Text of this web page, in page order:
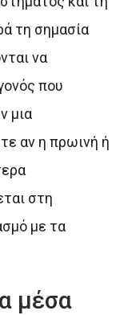
τη σημασία
να
που
μια
αν η πρωινή ή
στη
με τα
μέσα